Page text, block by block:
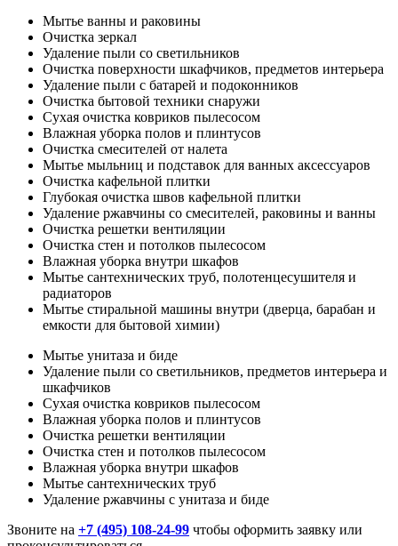
Мытье ванны и раковины
Очистка зеркал
Удаление пыли со светильников
Очистка поверхности шкафчиков, предметов интерьера
Удаление пыли с батарей и подоконников
Очистка бытовой техники снаружи
Сухая очистка ковриков пылесосом
Влажная уборка полов и плинтусов
Очистка смесителей от налета
Мытье мыльниц и подставок для ванных аксессуаров
Очистка кафельной плитки
Глубокая очистка швов кафельной плитки
Удаление ржавчины со смесителей, раковины и ванны
Очистка решетки вентиляции
Очистка стен и потолков пылесосом
Влажная уборка внутри шкафов
Мытье сантехнических труб, полотенцесушителя и
радиаторов
Мытье стиральной машины внутри (дверца, барабан и
емкости для бытовой химии)
Мытье унитаза и биде
Удаление пыли со светильников, предметов интерьера и
шкафчиков
Сухая очистка ковриков пылесосом
Влажная уборка полов и плинтусов
Очистка решетки вентиляции
Очистка стен и потолков пылесосом
Влажная уборка внутри шкафов
Мытье сантехнических труб
Удаление ржавчины с унитаза и биде
Звоните на +7 (495) 108-24-99 чтобы оформить заявку или